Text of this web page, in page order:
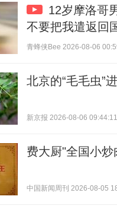
12岁摩洛哥
不要把我遣返回
青蜂侠Bee 2026-08-06
北京的“毛毛虫”
新京报 2026-08-06 09:44:11
费大厨"全国小
中国新闻周刊 2026-08-05